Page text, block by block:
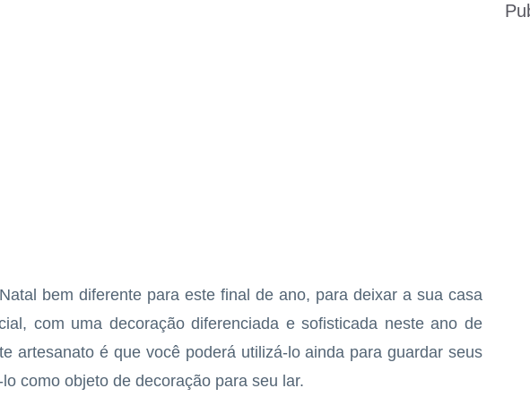
bem diferente para este final de ano, para deixar a sua casa
com uma decoração diferenciada e sofisticada neste ano de
artesanato é que você poderá utilizá-lo ainda para guardar seus
como objeto de decoração para seu lar.